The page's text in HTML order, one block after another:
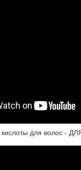
кислоты для волос